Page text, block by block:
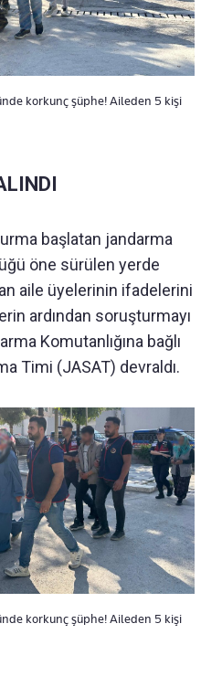
korkunç şüphe! Aileden 5 kişi
başlatan jandarma
öne sürülen yerde
aile üyelerinin ifadelerini
ardından soruşturmayı
Komutanlığına bağlı
Timi (JASAT) devraldı.
korkunç şüphe! Aileden 5 kişi